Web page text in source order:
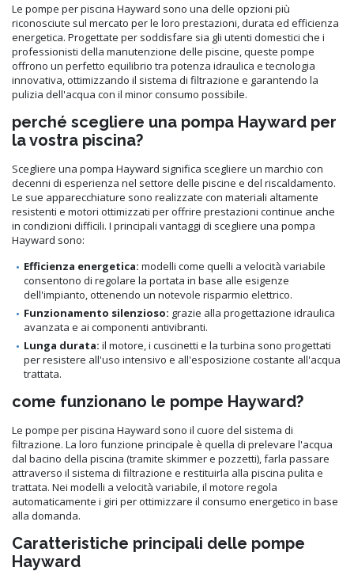
Le pompe per piscina Hayward sono una delle opzioni più
riconosciute sul mercato per le loro prestazioni, durata ed efficienza
energetica. Progettate per soddisfare sia gli utenti domestici che i
professionisti della manutenzione delle piscine, queste pompe
offrono un perfetto equilibrio tra potenza idraulica e tecnologia
innovativa, ottimizzando il sistema di filtrazione e garantendo la
pulizia dell'acqua con il minor consumo possibile.
perché scegliere una pompa Hayward per
la vostra piscina?
Scegliere una pompa Hayward significa scegliere un marchio con
decenni di esperienza nel settore delle piscine e del riscaldamento.
Le sue apparecchiature sono realizzate con materiali altamente
resistenti e motori ottimizzati per offrire prestazioni continue anche
in condizioni difficili. I principali vantaggi di scegliere una pompa
Hayward sono:
Efficienza energetica: modelli come quelli a velocità variabile
consentono di regolare la portata in base alle esigenze
dell'impianto, ottenendo un notevole risparmio elettrico.
Funzionamento silenzioso: grazie alla progettazione idraulica
avanzata e ai componenti antivibranti.
Lunga durata: il motore, i cuscinetti e la turbina sono progettati
per resistere all'uso intensivo e all'esposizione costante all'acqua
trattata.
come funzionano le pompe Hayward?
Le pompe per piscina Hayward sono il cuore del sistema di
filtrazione. La loro funzione principale è quella di prelevare l'acqua
dal bacino della piscina (tramite skimmer e pozzetti), farla passare
attraverso il sistema di filtrazione e restituirla alla piscina pulita e
trattata. Nei modelli a velocità variabile, il motore regola
automaticamente i giri per ottimizzare il consumo energetico in base
alla domanda.
Caratteristiche principali delle pompe
Hayward